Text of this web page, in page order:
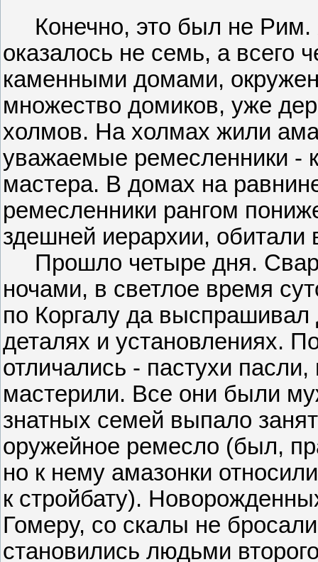
Конечно, это был не Рим.
оказалось не семь, а всего
каменными домами,
множество домиков, уже
холмов. На холмах жили
уважаемые ремесленники -
мастера. В домах на
ремесленники рангом
здешней иерархии, обитали
Прошло четыре дня.
ночами, в светлое время
по Коргалу да выспрашивал
деталях и установлениях.
отличались - пастухи
мастерили. Все они были
знатных семей выпало
оружейное ремесло (был,
но к нему амазонки
к стройбату).
Гомеру, со скалы не
становились людьми